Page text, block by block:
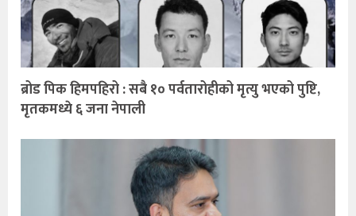
ब्रोड पिक हिमपहिरो : सबै १० पर्वतारोहीको मृत्यु भएको पुष्टि,
मृतकमध्ये ६ जना नेपाली